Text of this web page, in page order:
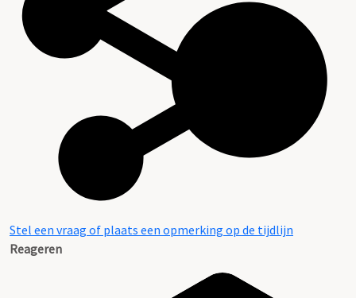
Stel een vraag of plaats een opmerking op de tijdlijn
Reageren